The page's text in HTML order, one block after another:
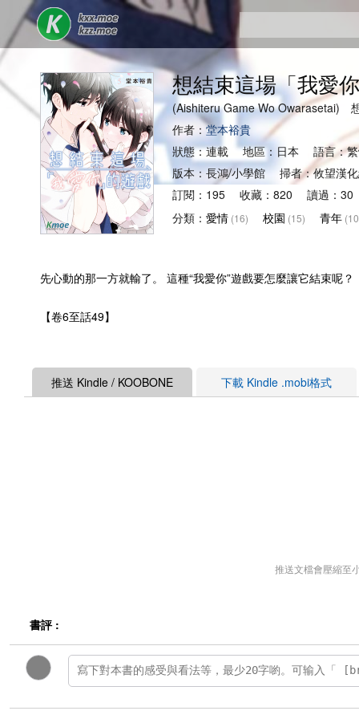
想結束這場「我愛
(Aishiteru Game Wo Owarasetai)
作者：堂本裕貴
狀態：連載 地區：日本 語言：
版本：長鴻/小學館 掃者：攸望漢
訂閱：195 收藏：820 讀過：
分類： 愛情 (16) 校園 (15) 青年
先心動的那一方就輸了。 這種“我愛你”遊戲要怎麼讓它結束呢？
【卷6至話49】
推送 Kindle / KOOBONE 下載 Kindle .mobi格式
推送文檔會壓縮至
書評 :